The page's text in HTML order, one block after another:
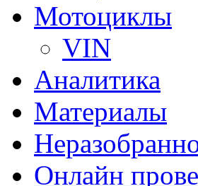
Мотоциклы
VIN
Аналитика
Материалы
Онлайн